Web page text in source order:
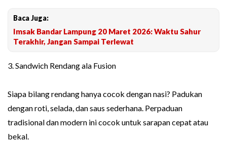
Baca Juga:
Imsak Bandar Lampung 20 Maret 2026: Waktu Sahur
Terakhir, Jangan Sampai Terlewat
3. Sandwich Rendang ala Fusion
Siapa bilang rendang hanya cocok dengan nasi? Padukan
dengan roti, selada, dan saus sederhana. Perpaduan
tradisional dan modern ini cocok untuk sarapan cepat atau
bekal.